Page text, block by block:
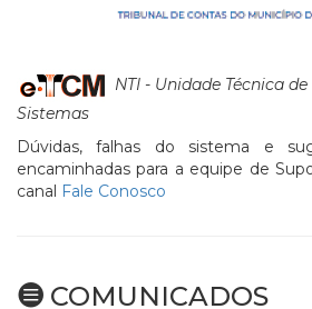
NTI - Unidade Técnica
Sistemas
Dúvidas, falhas do sistema e
encaminhadas para a equipe de
canal Fale Conosco
COMUNICADOS